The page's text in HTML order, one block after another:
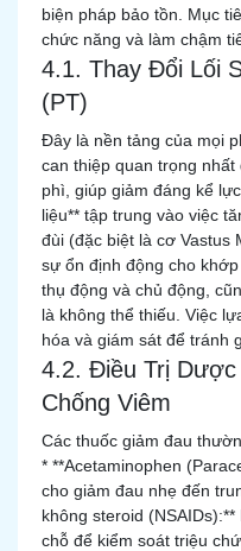
biện pháp bảo tồn. Mục
chức năng và làm chậm
4.1. Thay Đổi Lối
(PT)
Đây là nền tảng của mọi
can thiệp quan trọng
phì, giúp giảm đáng kể
liệu** tập trung vào việc
đùi (đặc biệt là cơ Vastus
sự ổn định động cho
thụ động và chủ động,
là không thể thiếu. Việc
hóa và giám sát để tránh
4.2. Điều Trị
Chống Viêm
Các thuốc giảm đau
* **Acetaminophen
cho giảm đau nhẹ đến
không steroid
chỗ để kiểm soát triệu